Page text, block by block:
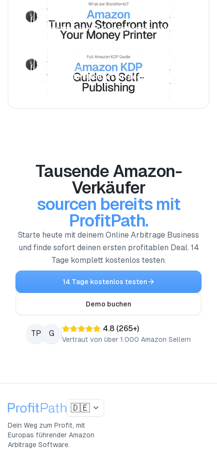
March 27, 2025
Amazon Storefronts: Gamechanger Arbitrage
Luca Jurende
March 27, 2025
Amazon KDP: Ein großer Leitfaden zum
Tausende Amazon-
Verkäufer
sourcen bereits mit
ProfitPath.
Starte heute mit deinem Online Arbitrage Business
und finde sofort deinen ersten profitablen Deal. 14
Tage komplett kostenlos testen.
14 Tage kostenlos testen
Demo buchen
TP G
4.8 (265+)
Vertraut von über 1.000 Amazon Sellern
🇩🇪
Dein Weg zum Profit, mit
Europas führender Amazon
Arbitrage Software.